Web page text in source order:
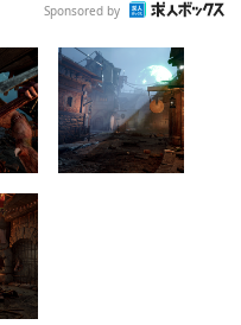
Sponsored by